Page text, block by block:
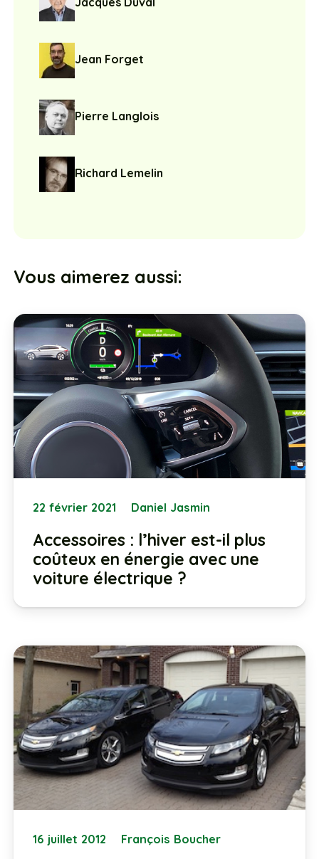
Jean Forget
Pierre Langlois
Richard Lemelin
Vous aimerez aussi:
22 février 2021 Daniel Jasmin
Accessoires : l’hiver est-il plus
coûteux en énergie avec une
voiture électrique ?
16 juillet 2012 François Boucher